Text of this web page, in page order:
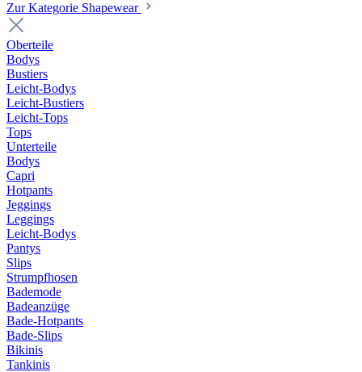
Zur Kategorie Shapewear
Oberteile
Bodys
Bustiers
Leicht-Bodys
Leicht-Bustiers
Leicht-Tops
Tops
Unterteile
Bodys
Capri
Hotpants
Jeggings
Leggings
Leicht-Bodys
Pantys
Slips
Strumpfhosen
Bademode
Badeanzüge
Bade-Hotpants
Bade-Slips
Bikinis
Tankinis